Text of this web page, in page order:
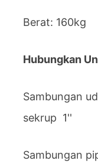
Berat: 160kg
Hubungkan
Sambungan
sekrup 1''
Sambungan